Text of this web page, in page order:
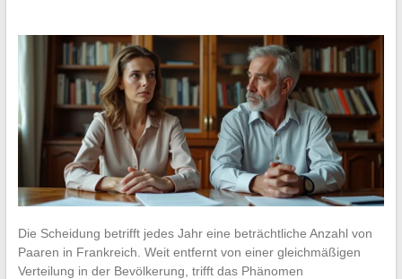
Die Scheidung betrifft jedes Jahr eine beträchtliche Anzahl von
Paaren in Frankreich. Weit entfernt von einer gleichmäßigen
Verteilung in der Bevölkerung, trifft das Phänomen